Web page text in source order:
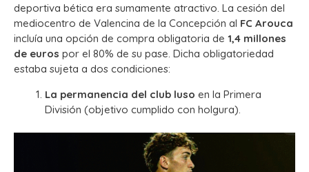
deportiva bética era sumamente atractivo. La cesión del
mediocentro de Valencina de la Concepción al FC Arouca
incluía una opción de compra obligatoria de 1,4 millones
de euros por el 80% de su pase. Dicha obligatoriedad
estaba sujeta a dos condiciones:
La permanencia del club luso en la Primera
División (objetivo cumplido con holgura).